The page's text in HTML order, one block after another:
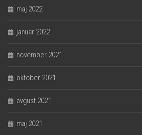
maj 2022
januar 2022
november 2021
oktober 2021
avgust 2021
maj 2021